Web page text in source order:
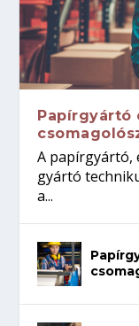
Papírgyártó
A papírgyártó,
gyártó
a...